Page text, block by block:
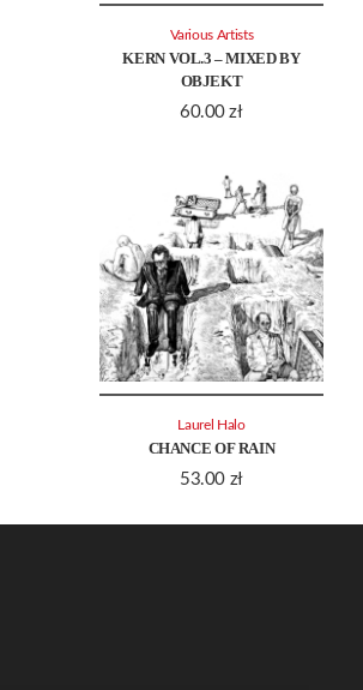
KERN VOL.3 – MIXED BY
OBJEKT
60.00zł
Various Artists
CHANCE OF RAIN
53.00 zł
Laurel Halo